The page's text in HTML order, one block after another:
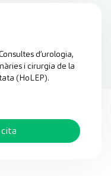
Consultes d’urologia,
i cirurgia de la
(HoLEP).